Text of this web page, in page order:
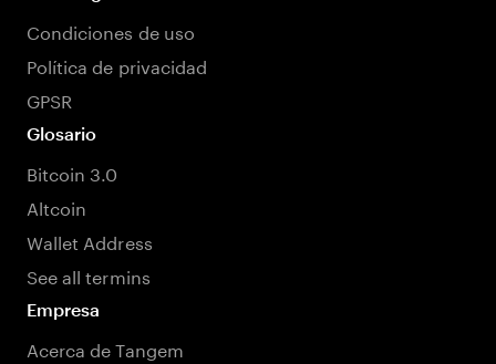
Condiciones de uso
Política de privacidad
GPSR
Glosario
Bitcoin 3.0
Altcoin
Wallet Address
See all termins
Empresa
Acerca de Tangem